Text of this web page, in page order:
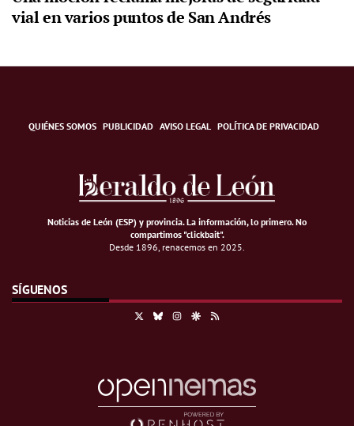
vial en varios puntos de San Andrés
QUIÉNES SOMOS PUBLICIDAD AVISO LEGAL POLÍTICA DE PRIVACIDAD
Noticias de León (ESP) y provincia. La información, lo primero.No
compartimos "clickbait".
Desde 1896, renacemos en 2025.
SÍGUENOS
BlueskyInstagramGoogle Discover